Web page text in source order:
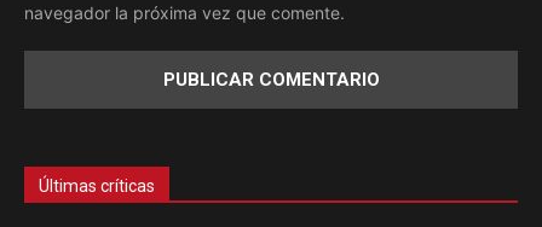
navegador la próxima vez que comente.
Últimas críticas